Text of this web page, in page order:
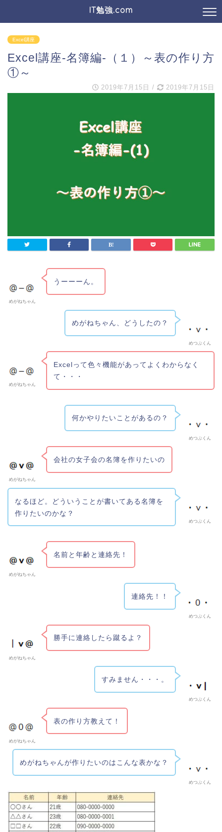
IT勉強.com
Excel講座
Excel講座-名簿編-（１）～表の作り方
①～
2019年7月15日 / 2019年7月15日
めがねちゃん
うーーーん。
めつぶくん
めがねちゃん、どうしたの？
めがねちゃん
Excelって色々機能があってよくわからなく
て・・・
めつぶくん
何かやりたいことがあるの？
めがねちゃん
会社の女子会の名簿を作りたいの
めつぶくん
なるほど。どういうことが書いてある名簿を
作りたいのかな？
めがねちゃん
名前と年齢と連絡先！
めつぶくん
連絡先！！
めがねちゃん
勝手に連絡したら蹴るよ？
めつぶくん
すみません・・・。
めがねちゃん
表の作り方教えて！
めつぶくん
めがねちゃんが作りたいのはこんな表かな？